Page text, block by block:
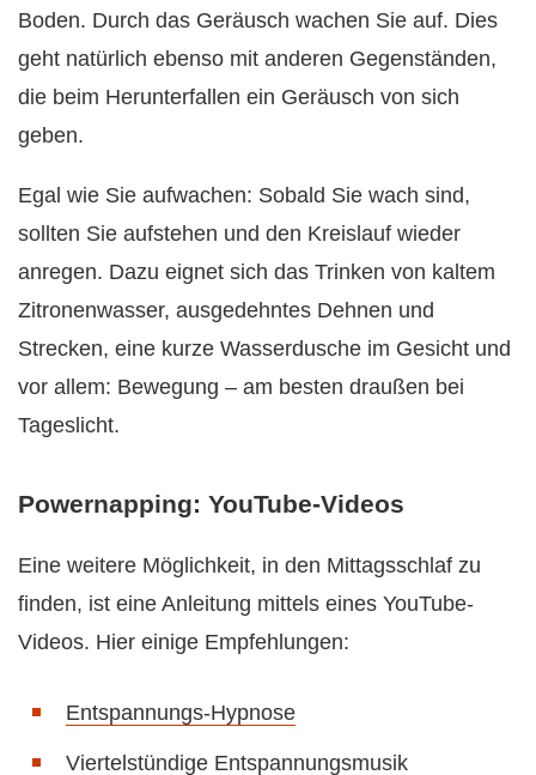
Boden. Durch das Geräusch wachen Sie auf. Dies
geht natürlich ebenso mit anderen Gegenständen,
die beim Herunterfallen ein Geräusch von sich
geben.
Egal wie Sie aufwachen: Sobald Sie wach sind,
sollten Sie aufstehen und den Kreislauf wieder
anregen. Dazu eignet sich das Trinken von kaltem
Zitronenwasser, ausgedehntes Dehnen und
Strecken, eine kurze Wasserdusche im Gesicht und
vor allem: Bewegung – am besten draußen bei
Tageslicht.
Powernapping: YouTube-Videos
Eine weitere Möglichkeit, in den Mittagsschlaf zu
finden, ist eine Anleitung mittels eines YouTube-
Videos. Hier einige Empfehlungen:
Entspannungs-Hypnose
Viertelstündige Entspannungsmusik